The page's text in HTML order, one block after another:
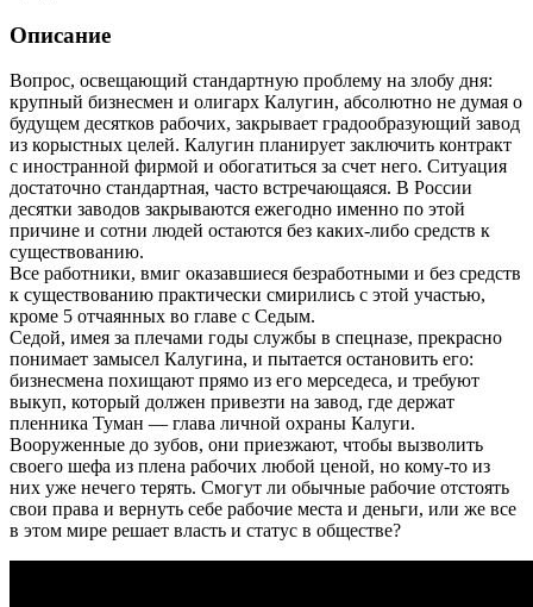
Описание
Вопрос, освещающий стандартную проблему на злобу дня:
крупный бизнесмен и олигарх Калугин, абсолютно не думая о
будущем десятков рабочих, закрывает градообразующий завод
из корыстных целей. Калугин планирует заключить контракт
с иностранной фирмой и обогатиться за счет него. Ситуация
достаточно стандартная, часто встречающаяся. В России
десятки заводов закрываются ежегодно именно по этой
причине и сотни людей остаются без каких-либо средств к
существованию.
Все работники, вмиг оказавшиеся безработными и без средств
к существованию практически смирились с этой участью,
кроме 5 отчаянных во главе с Седым.
Седой, имея за плечами годы службы в спецназе, прекрасно
понимает замысел Калугина, и пытается остановить его:
бизнесмена похищают прямо из его мерседеса, и требуют
выкуп, который должен привезти на завод, где держат
пленника Туман — глава личной охраны Калуги.
Вооруженные до зубов, они приезжают, чтобы вызволить
своего шефа из плена рабочих любой ценой, но кому-то из
них уже нечего терять. Смогут ли обычные рабочие отстоять
свои права и вернуть себе рабочие места и деньги, или же все
в этом мире решает власть и статус в обществе?